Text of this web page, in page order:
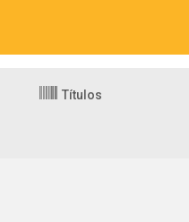
Títulos